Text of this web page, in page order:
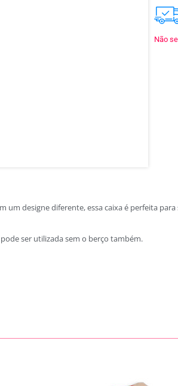
Não
um designe diferente, essa caixa é perfeita
ser utilizada sem o berço também.